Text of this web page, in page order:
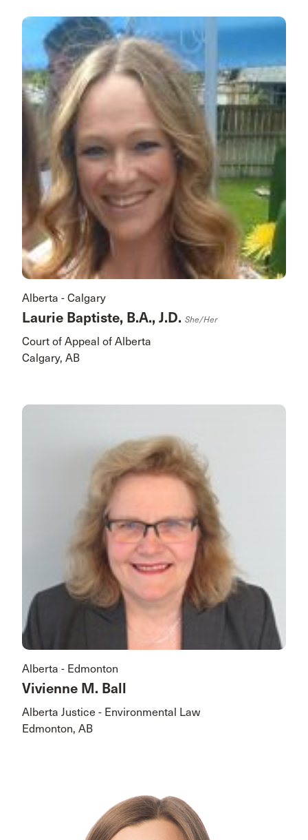
Alberta - Calgary
Laurie Baptiste, B.A., J.D. She/her
Court of Appeal of Alberta
Calgary, AB
Alberta - Edmonton
Vivienne M. Ball
Alberta Justice - Environmental Law
Edmonton, AB